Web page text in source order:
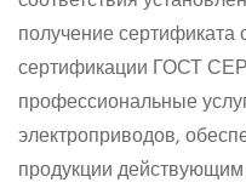
получение сертификата
сертификации ГОСТ
профессиональные
электроприводов,
продукции